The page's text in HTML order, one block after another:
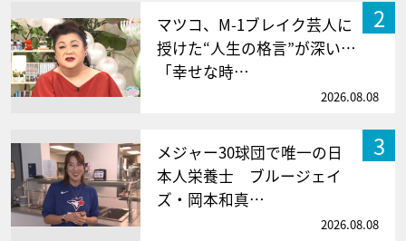
2
マツコ、M-1ブレイク芸人に
授けた“人生の格言”が深い…
「幸せな時…
2026.08.08
3
メジャー30球団で唯一の日
本人栄養士 ブルージェイ
ズ・岡本和真…
2026.08.08